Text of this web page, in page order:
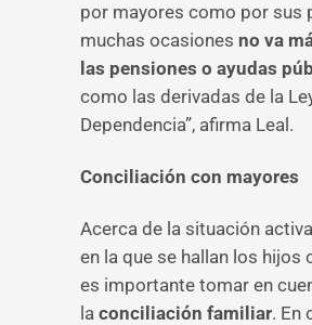
por mayores como por sus
muchas ocasiones no va
las pensiones o ayudas
como las derivadas de la
Dependencia”, afirma Leal.
Conciliación con mayores
Acerca de la situación
en la que se hallan los hijos
es importante tomar en
la conciliación familiar. En